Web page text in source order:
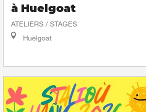
à Huelgoat
ATELIERS / STAGES
Huelgoat